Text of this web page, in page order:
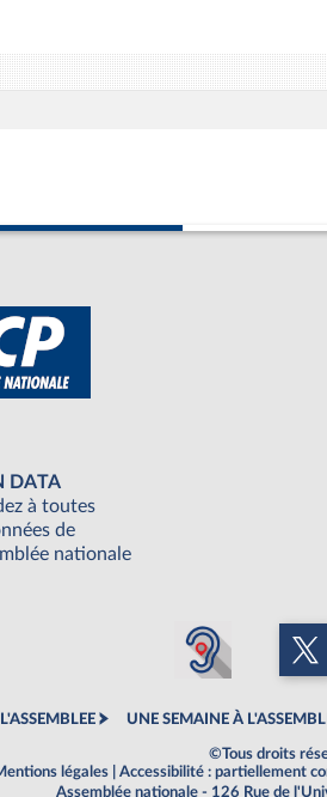
DATA
à toutes
de
nationale
UNE SEMAINE À
©Tous droits
légales
Accessibilité : partiellement
Assemblée nationale - 126 Rue de